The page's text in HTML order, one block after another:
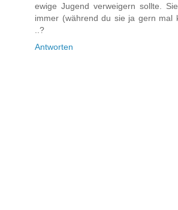
ewige Jugend verweigern sollte.
immer (während du sie ja gern mal
..?
Antworten